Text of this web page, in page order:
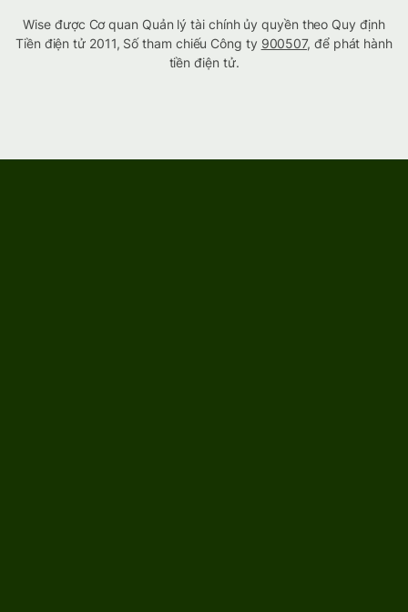
Wise được Cơ quan Quản lý tài chính ủy quyền theo Quy định
Tiền điện tử 2011, Số tham chiếu Công ty 900507, để phát hành
tiền điện tử.